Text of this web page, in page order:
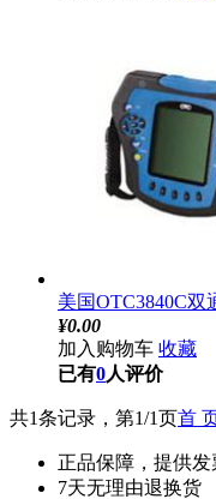
美国OTC3840C双
¥0.00
加入购物车 收藏
已有0人评价
共1条记录，第1/1页首
正品保障，提供发
7天无理由退换货